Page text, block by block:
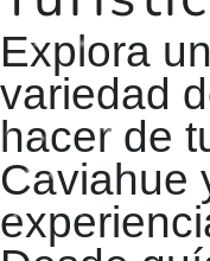
Explora
variedad
hacer de
Caviahue